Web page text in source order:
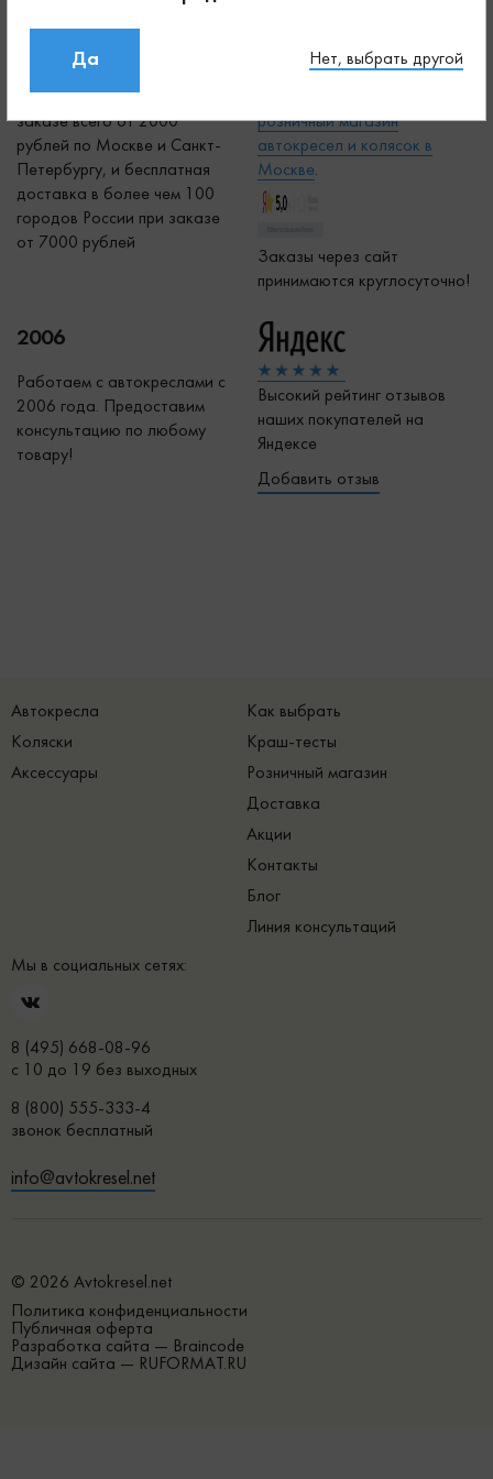
Да Нет, выбрать другой
Бесплатная доставка при
заказе всего от 2000
рублей по Москве и Санкт-
Петербургу, и бесплатная
доставка в более чем 100
городов России при заказе
от 7000 рублей
7 дней
розничный магазин
автокресел и колясок в
Москве.
Заказы через сайт
принимаются круглосуточно!
2006
Работаем с автокреслами с
2006 года. Предоставим
консультацию по любому
товару!
Высокий рейтинг отзывов
наших покупателей на
Яндексе
Добавить отзыв
Автокресла
Коляски
Аксессуары
Как выбрать
Краш-тесты
Розничный магазин
Доставка
Акции
Контакты
Блог
Линия консультаций
Мы в социальных сетях:
8 (495) 668-08-96
с 10 до 19 без выходных
8 (800) 555-333-4
звонок бесплатный
info@avtokresel.net
© 2026 Avtokresel.net
Политика конфиденциальности
Публичная оферта
Разработка сайта — Braincode
Дизайн сайта — RUFORMAT.RU